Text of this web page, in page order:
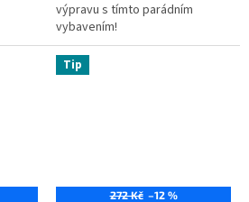
hvězdiček.
výpravu s tímto parádním
vybavením!
Tip
272 Kč –12 %